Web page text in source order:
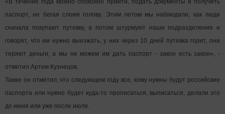
«В течение года можно спокойно прийти, подать документы и получить
паспорт, не бегая сломя голову. Этим летом мы наблюдали, как люди
сначала покупают путевку, а потом штурмуют наши подразделения и
говорят, что им нужно выезжать, у них через 10 дней путевка горит, они
теряют деньги, а мы не можем им дать паспорт - закон есть закон», -
отметил Артем Кузнецов.
Также он отметил, что следующем году все, кому нужны будут российские
паспорта или нужно будет куда-то прописаться, выписаться, делали это
до июня или уже после июля.